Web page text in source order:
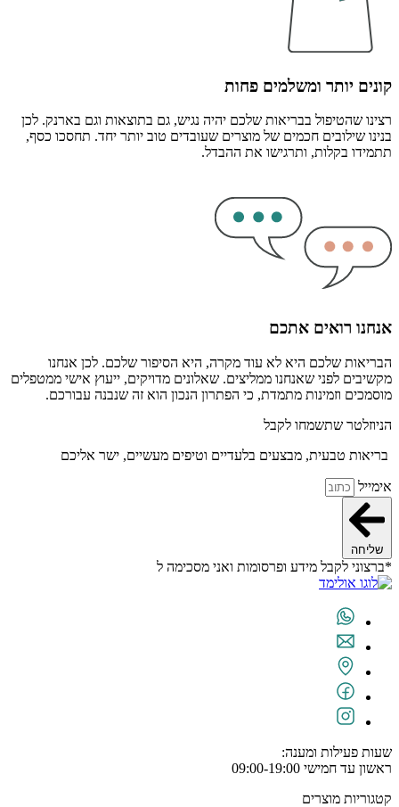
קונים יותר ומשלמים פחות
רצינו שהטיפול בבריאות שלכם יהיה נגיש, גם בתוצאות וגם בארנק. לכן
בנינו שילובים חכמים של מוצרים שעובדים טוב יותר יחד. תחסכו כסף,
תתמידו בקלות, ותרגישו את ההבדל.
אנחנו רואים אתכם
הבריאות שלכם היא לא עוד מקרה, היא הסיפור שלכם. לכן אנחנו
מקשיבים לפני שאנחנו ממליצים. שאלונים מדויקים, ייעוץ אישי ממטפלים
מוסמכים וזמינות מתמדת, כי הפתרון הנכון הוא זה שנבנה עבורכם.
הניוזלטר שתשמחו לקבל
בריאות טבעית, מבצעים בלעדיים וטיפים מעשיים, ישר אליכם
אימייל
שליחה
*ברצוני לקבל מידע ופרסומות ואני מסכימה ל
שעות פעילות ומענה:
ראשון עד חמישי 09:00-19:00
קטגוריות מוצרים